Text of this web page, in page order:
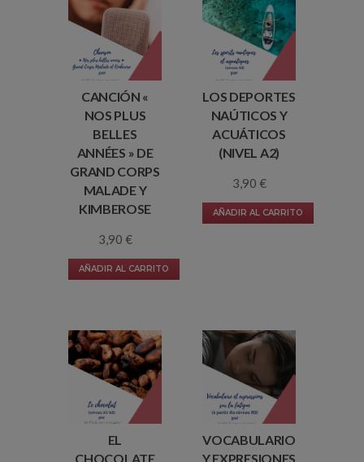
CANCIÓN «
NOS PLUS
BELLES
ANNÉES » DE
GRAND CORPS
MALADE Y
KIMBEROSE
3,90 €
AÑADIR AL CARRITO
LOS DEPORTES
NAÚTICOS Y
ACUÁTICOS
(NIVEL A2)
3,90 €
AÑADIR AL CARRITO
EL
CHOCOLATE
VOCABULARIO
Y EXPRESIONES